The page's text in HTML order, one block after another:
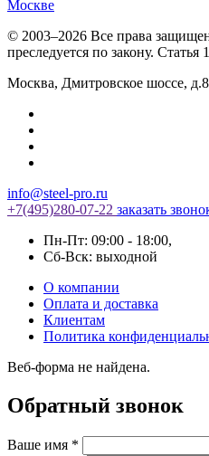
© 2003–2026 Все права
преследуется по закону.
Москва, Дмитровское шоссе,
info@steel-pro.ru
+7(495)280-07-22 заказать
Пн-Пт: 09:00 - 18:00,
Cб-Вск: выходной
О компании
Оплата и доставка
Клиентам
Политика
Веб-форма не найдена.
Обратный звонок
Ваше имя *